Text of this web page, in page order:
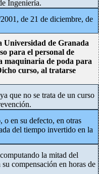
Ingeniería.
de 21 de diciembre, de
Universidad de Granada
para el personal de
maquinaria de poda para
curso, al tratarse
que no se trata de un curso
o en su defecto, en otras
del tiempo invertido en la
la mitad del
compensación en horas de